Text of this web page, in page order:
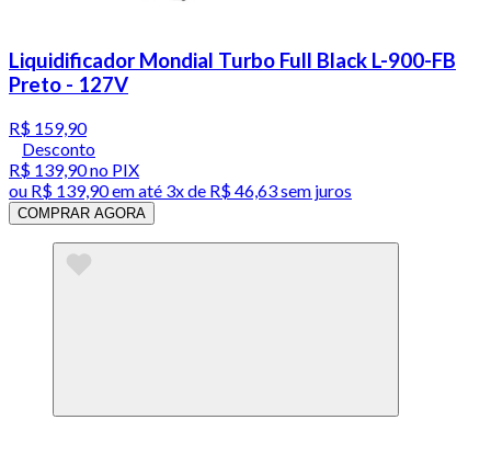
Liquidificador Mondial Turbo Full Black L-900-FB
Preto - 127V
R$ 159,90
Desconto
R$ 139,90no PIX
ou R$ 139,90em até 3x de R$ 46,63 sem juros
COMPRAR AGORA